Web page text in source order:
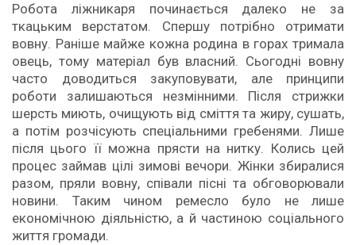
Робота ліжникаря починається далеко не за
ткацьким верстатом. Спершу потрібно отримати
вовну. Раніше майже кожна родина в горах тримала
овець, тому матеріал був власний. Сьогодні вовну
часто доводиться закуповувати, але принципи
роботи залишаються незмінними. Після стрижки
шерсть миють, очищують від сміття та жиру, сушать,
а потім розчісують спеціальними гребенями. Лише
після цього її можна прясти на нитку. Колись цей
процес займав цілі зимові вечори. Жінки збиралися
разом, пряли вовну, співали пісні та обговорювали
новини. Таким чином ремесло було не лише
економічною діяльністю, а й частиною соціального
життя громади.